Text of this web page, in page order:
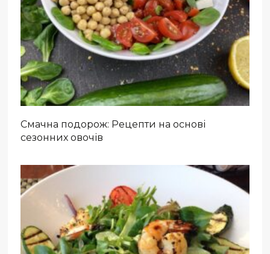
Смачна подорож: Рецепти на основі
сезонних овочів